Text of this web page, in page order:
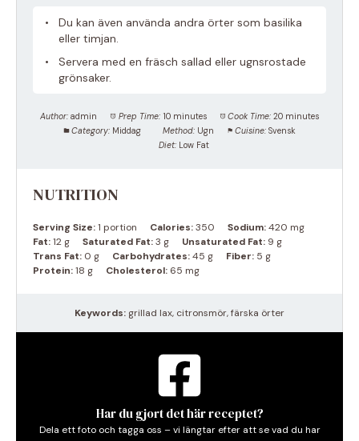
Du kan även använda andra örter som basilika
eller timjan.
Servera med en fräsch sallad eller ugnsrostade
grönsaker.
Author: admin Prep Time: 10 minutes Cook Time: 20 minutes
Category: Middag Method: Ugn Cuisine: Svensk
Diet: Low Fat
NUTRITION
Serving Size:1 portion Calories:350 Sodium:420 mg
Fat:12 g Saturated Fat:3 g Unsaturated Fat: 9 g
Trans Fat: 0 g Carbohydrates:45 g Fiber: 5 g
Protein:18 g Cholesterol: 65 mg
Keywords: grillad lax, citronsmör, färska örter
Har du gjort det här receptet?
Dela ett foto och tagga oss – vi längtar efter att se vad du har